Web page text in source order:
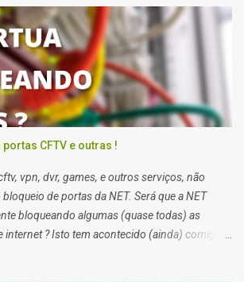
do sistema ou o reparo de inicialização
CFTV e outras !
vpn, dvr, games, e outros serviços, não
de portas da NET. Será que a NET
bloqueando algumas (quase todas) as
? Isto tem acontecido (ainda) comigo